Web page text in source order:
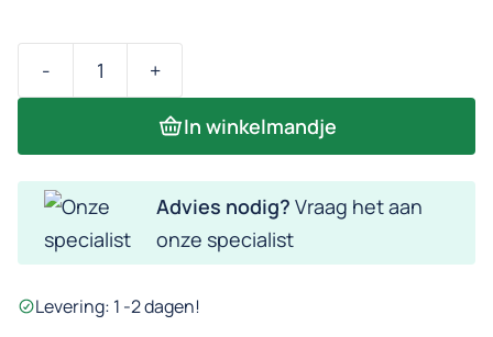
-
Lavastenen
|
Sauna
stenen
aantal
+
In winkelmandje
Advies nodig? Vraag het aan
onze specialist
Levering: 1 -2 dagen!